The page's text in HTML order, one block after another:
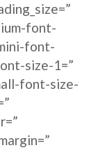
font-
font-
size-1=”
font-size-